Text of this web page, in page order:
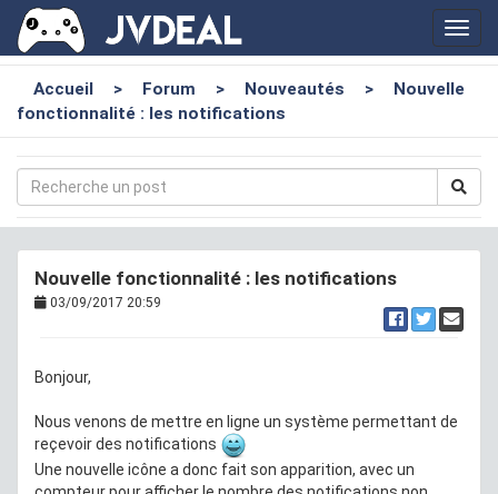
Accueil > Forum > Nouveautés >
Nouvelle
fonctionnalité : les notifications
Nouvelle fonctionnalité : les notifications
03/09/2017 20:59
Bonjour,
Nous venons de mettre en ligne un système permettant de
reçevoir des notifications
Une nouvelle icône a donc fait son apparition, avec un